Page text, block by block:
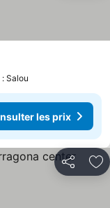
Salou
les prix
Partager